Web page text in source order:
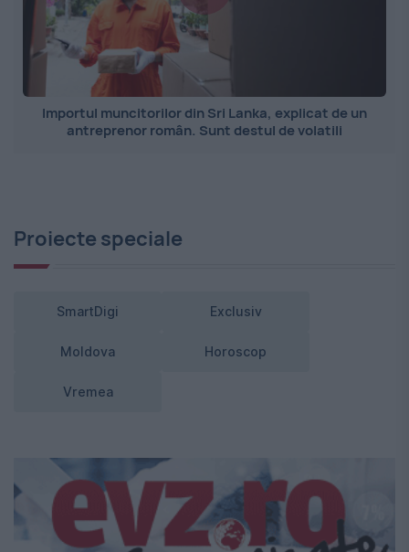
Importul muncitorilor din Sri Lanka, explicat de un
antreprenor român. Sunt destul de volatili
Proiecte speciale
SmartDigi Exclusiv
Moldova Horoscop
Vremea